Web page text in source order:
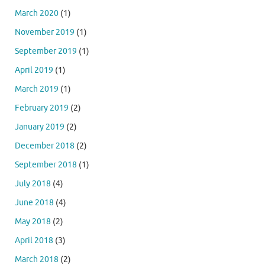
March 2020 (1)
November 2019 (1)
September 2019 (1)
April 2019 (1)
March 2019 (1)
February 2019 (2)
January 2019 (2)
December 2018 (2)
September 2018 (1)
July 2018 (4)
June 2018 (4)
May 2018 (2)
April 2018 (3)
March 2018 (2)